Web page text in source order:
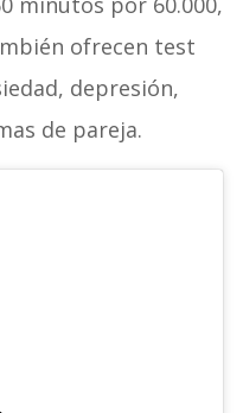
ofrecen test
depresión,
de pareja.